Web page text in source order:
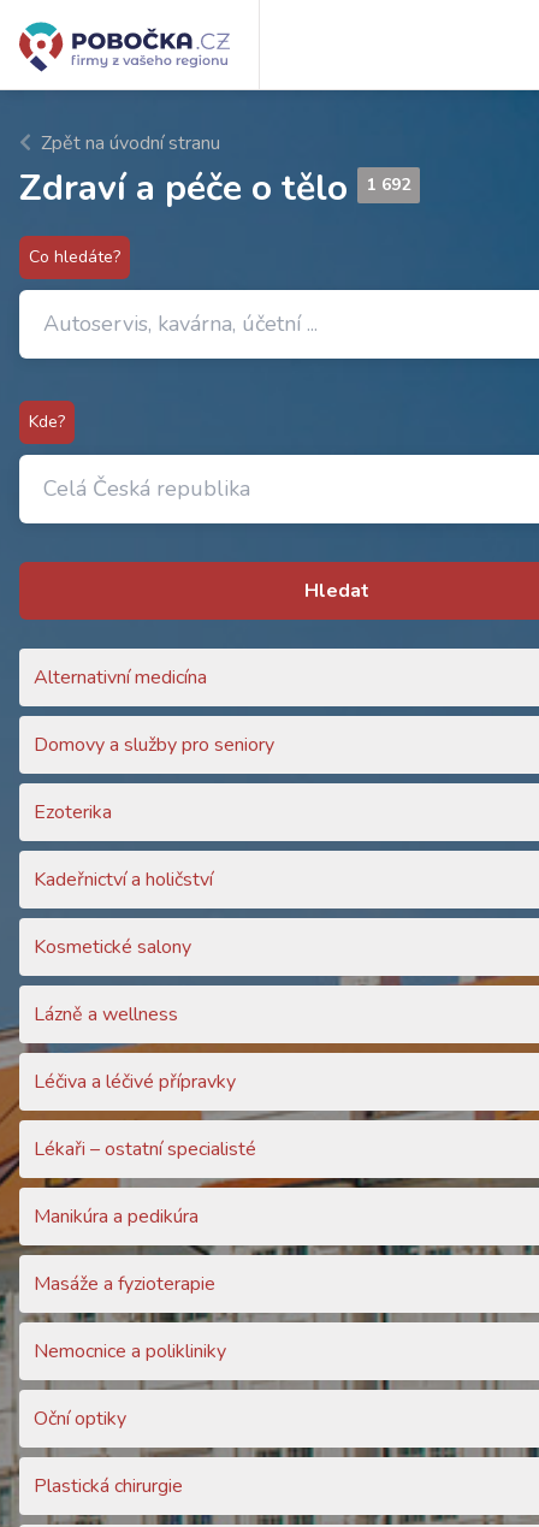
Zpět na úvodní stranu
Zdraví a péče o tělo 1 692
Co hledáte?
Kde?
Hledat
Alternativní medicína
Domovy a služby pro seniory
Ezoterika
Kadeřnictví a holičství
Kosmetické salony
Lázně a wellness
Léčiva a léčivé přípravky
Lékaři – ostatní specialisté
Manikúra a pedikúra
Masáže a fyzioterapie
Nemocnice a polikliniky
Oční optiky
Plastická chirurgie